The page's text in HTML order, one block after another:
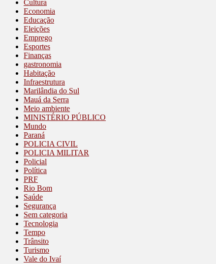
Cultura
Economia
Educação
Eleições
Emprego
Esportes
Finanças
gastronomia
Habitação
Infraestrutura
Marilândia do Sul
Mauá da Serra
Meio ambiente
MINISTÉRIO PÚBLICO
Mundo
Paraná
POLICIA CIVIL
POLICIA MILITAR
Policial
Política
PRF
Rio Bom
Saúde
Segurança
Sem categoria
Tecnologia
Tempo
Trânsito
Turismo
Vale do Ivaí